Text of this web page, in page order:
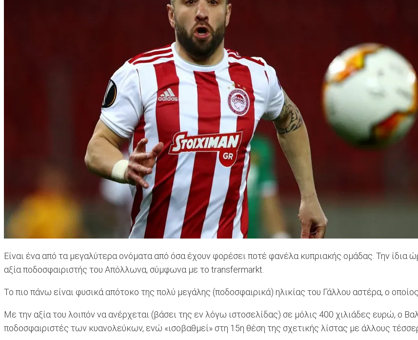
Είναι ένα από τα μεγαλύτερα ονόματα από όσα έχουν φορέσει ποτέ φανέλα κυπριακής ομάδας. Την ίδια
αξία ποδοσφαιριστής του Απόλλωνα, σύμφωνα με το transfermarkt.
Το πιο πάνω είναι φυσικά απότοκο της πολύ μεγάλης (ποδοσφαιρικά) ηλικίας του Γάλλου αστέρα, ο
Με την αξία του λοιπόν να ανέρχεται (βάσει της εν λόγω ιστοσελίδας) σε μόλις 400 χιλιάδες ευρώ, ο
ποδοσφαιριστές των κυανολεύκων, ενώ «ισοβαθμεί» στη 15η θέση της σχετικής λίστας με άλλους